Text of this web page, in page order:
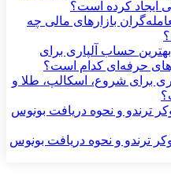
ایجاد کرده است؟
بازارهای مالی چه
بهترین حساب آلپاری برای
حرفه‌ای کدام است؟
برای شروع، اسکالپ، طلا و
ترندو و نحوه دریافت بونوس
ترندو و نحوه دریافت بونوس